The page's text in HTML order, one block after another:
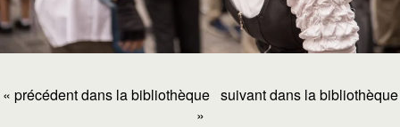
« précédent dans la bibliothèque suivant dans la bibliothèque
»